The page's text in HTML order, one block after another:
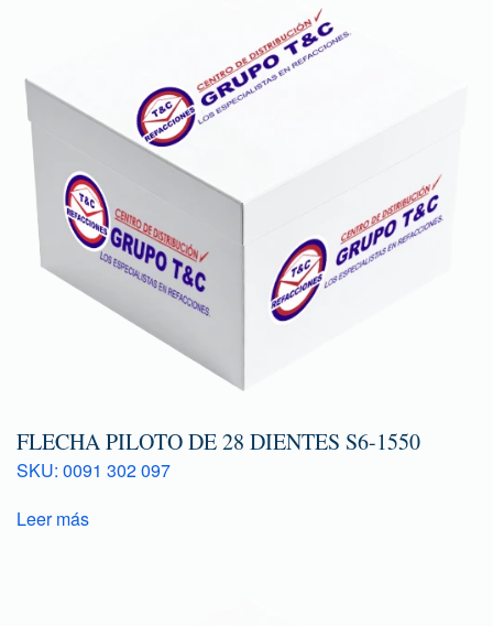
FLECHA PILOTO DE 28 DIENTES S6-1550
SKU: 0091 302 097
Leer más